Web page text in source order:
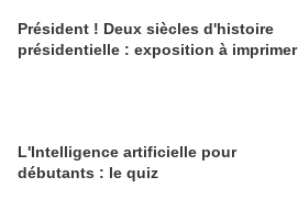
Président ! Deux siècles d'histoire
présidentielle : exposition à imprimer
L'Intelligence artificielle pour
débutants : le quiz